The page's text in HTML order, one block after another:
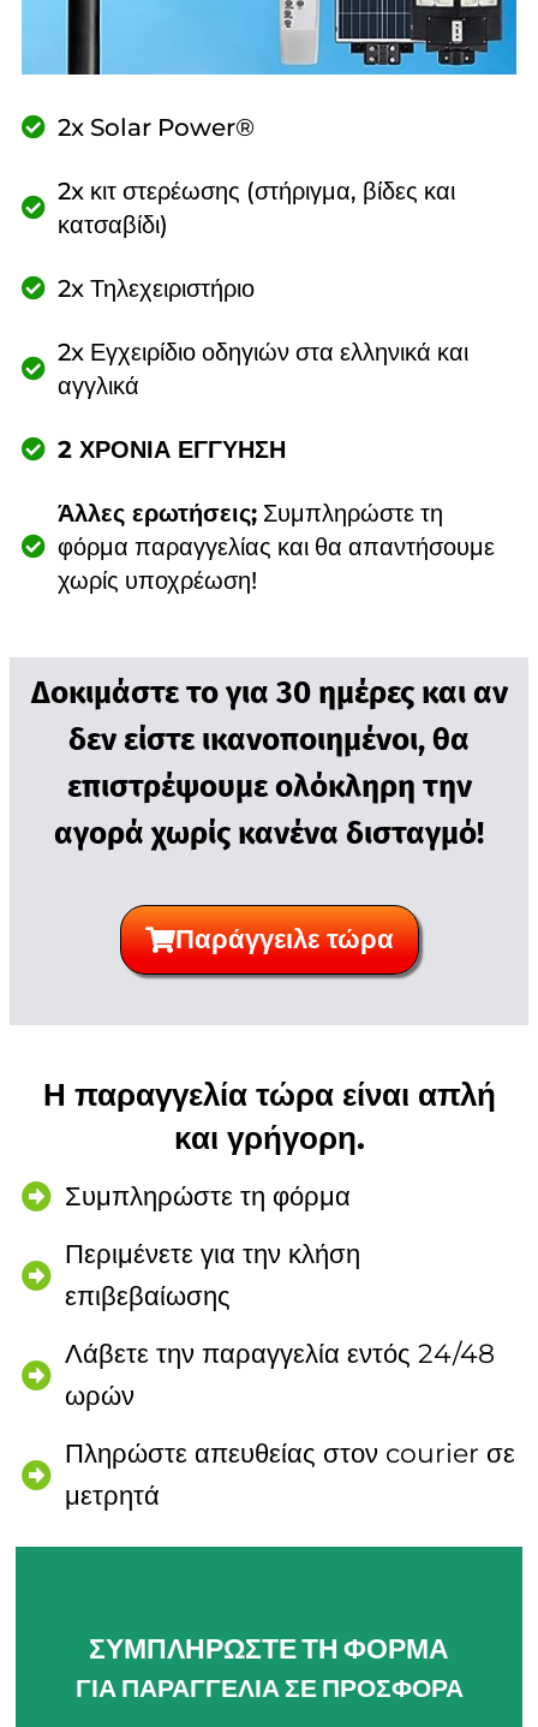
2x Solar Power®
2x κιτ στερέωσης (στήριγμα, βίδες και
κατσαβίδι)
2x Τηλεχειριστήριο
2x Εγχειρίδιο οδηγιών στα ελληνικά και
αγγλικά
2 ΧΡΟΝΙΑ ΕΓΓΥΗΣΗ
Άλλες ερωτήσεις; Συμπληρώστε τη
φόρμα παραγγελίας και θα απαντήσουμε
χωρίς υποχρέωση!
Δοκιμάστε το για 30 ημέρες και αν
δεν είστε ικανοποιημένοι, θα
επιστρέψουμε ολόκληρη την
αγορά χωρίς κανένα δισταγμό!
Παράγγειλε τώρα
Η παραγγελία τώρα είναι απλή
και γρήγορη.
Συμπληρώστε τη φόρμα
Περιμένετε για την κλήση
επιβεβαίωσης
Λάβετε την παραγγελία εντός 24/48
ωρών
Πληρώστε απευθείας στον courier σε
μετρητά
ΣΥΜΠΛΗΡΩΣΤΕ ΤΗ ΦΟΡΜΑ
ΓΙΑ ΠΑΡΑΓΓΕΛΙΑ ΣΕ ΠΡΟΣΦΟΡΑ